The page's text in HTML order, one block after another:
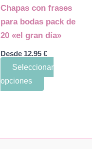
Chapas con frases
para bodas pack de
20 «el gran día»
Desde 12.95 €
Seleccionar
opciones
pueden
en
la